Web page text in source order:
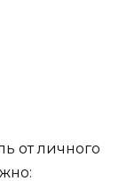
от личного